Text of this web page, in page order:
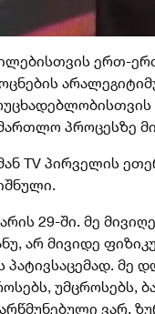
ერთ-
პროცესზე
TV პირველის
29-ში. მე
არ მივიდე
პატივსაცემად. მე
უმცროსებს,
ვარ,